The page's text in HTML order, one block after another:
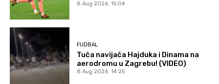
8 Aug 2026. 15:04
FUDBAL
Tuča navijača Hajduka i Dinama na
aerodromu u Zagrebu! (VIDEO)
8 Aug 2026. 14:25